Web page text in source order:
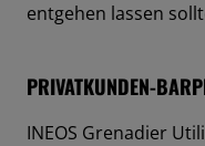
entgehen lassen
PRIVATKUNDEN-
INEOS Grenadier